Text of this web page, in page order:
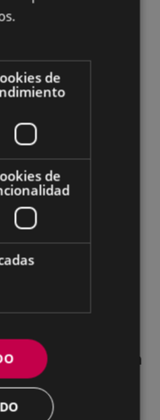
destaca la
en su
de
de